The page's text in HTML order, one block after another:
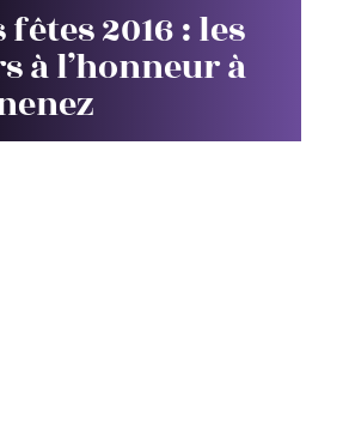
2016 : les
à l’honneur à